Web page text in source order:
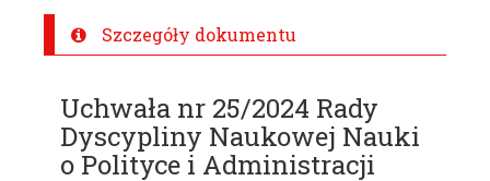
Szczegóły dokumentu
Uchwała nr 25/2024 Rady
Dyscypliny Naukowej Nauki
o Polityce i Administracji